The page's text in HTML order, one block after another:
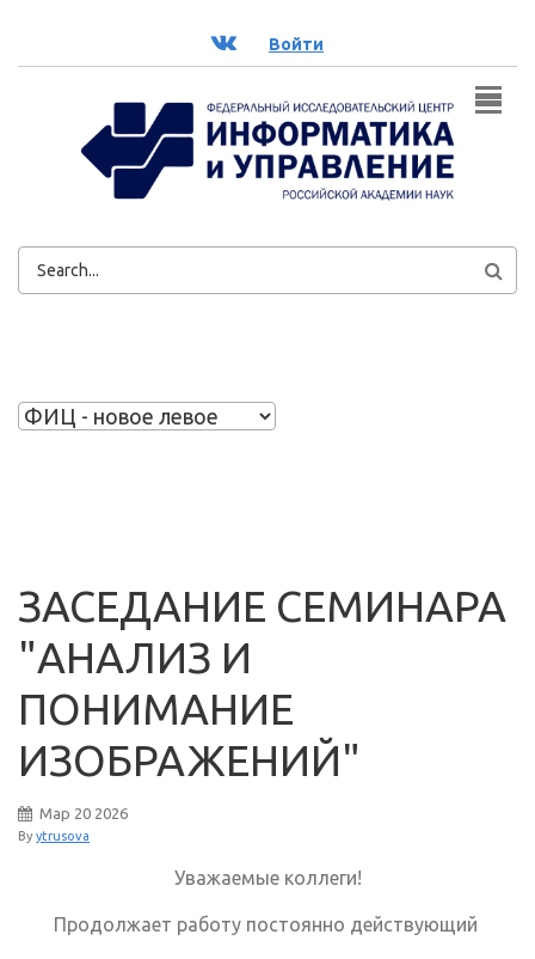
ВК Войти
ФОРМА
ЗАСЕДАНИЕ СЕМИНАРА
"АНАЛИЗ И
ПОНИМАНИЕ
ИЗОБРАЖЕНИЙ"
Мар 20 2026
By ytrusova
Уважаемые коллеги!
Продолжает работу постоянно действующий